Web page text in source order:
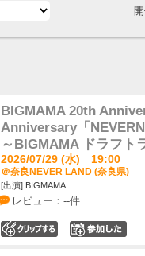
BIGMAMA 20th
Anniversary「
～BIGMAMA ドラフト
2026/07/29 (水) 19:00
＠奈良NEVER LAND (奈良県)
[出演] BIGMAMA
レビュー：--件